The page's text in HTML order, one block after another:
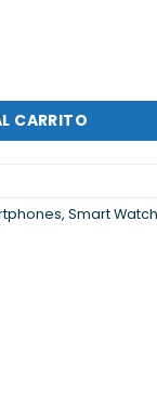
Leather
CARRITO
, Smart Watch